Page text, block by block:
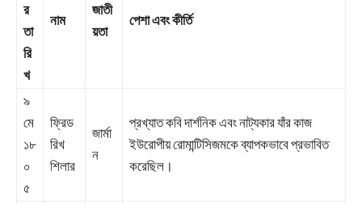
র
তা
রি
খ
নাম
জাতী
য়তা
পেশা এবং কীর্তি
৯
মে
১৮
০
৫
ফ্রিড
রিখ
শিলার
জার্মা
ন
প্রখ্যাত কবি দার্শনিক এবং নাট্যকার যাঁর কাজ
ইউরোপীয় রোমান্টিসিজমকে ব্যাপকভাবে প্রভাবিত
করেছিল।